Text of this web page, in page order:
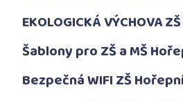
EKOLOGICKÁ VÝCHOVA
Šablony pro ZŠ a MŠ
Bezpečná WIFI ZŠ